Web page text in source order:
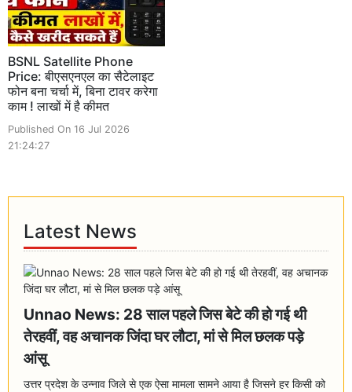
BSNL Satellite Phone
Price: बीएसएनएल का सैटेलाइट
फोन बना चर्चा में, बिना टावर करेगा
काम ! लाखों में है कीमत
Published On 16 Jul 2026
21:24:27
Latest News
Unnao News: 28 साल पहले जिस बेटे की हो गई थी
तेरहवीं, वह अचानक जिंदा घर लौटा, मां से मिल छलक पड़े
आंसू
उत्तर प्रदेश के उन्नाव जिले से एक ऐसा मामला सामने आया है जिसने हर किसी को